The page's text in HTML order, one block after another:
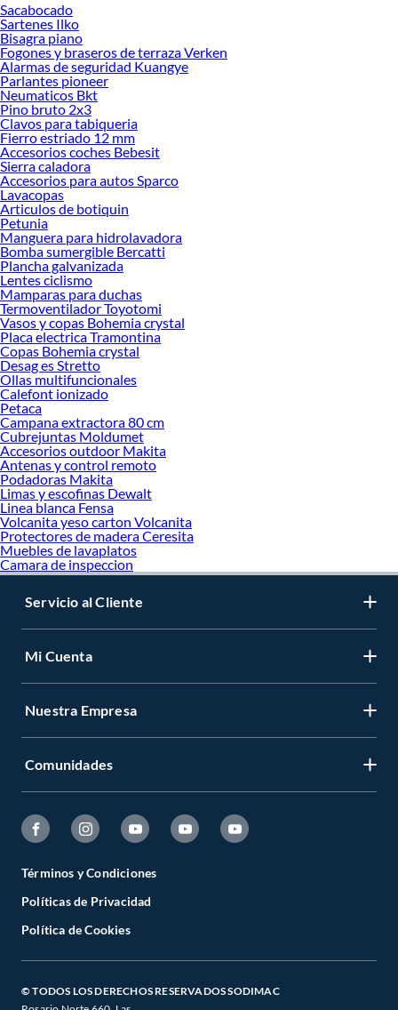
Desde remodelaciones hasta proyectos de decoración, estamos aquí para hacer
tus ideas realidad. ¡Visítanos y encuentra todo lo que tenemos para ofrecerte en
Alimento para perros!
Explora la variedad de productos de Alimento para perros en Sodimac
Herramientas, materiales y accesorios de calidad para tus proyectos y
renovación de espacios. ¡Visítanos y descubre todo lo que tenemos para
ofrecerte!
Encuentra una amplia variedad de productos de Alimento para perros en
Sodimac. Encuentra todo lo necesario para tus proyectos de renovación y
decoración. ¡Visítanos y haz tus ideas realidad!
Sacabocado
Sartenes Ilko
Bisagra piano
Fogones y braseros de terraza Verken
Alarmas de seguridad Kuangye
Parlantes pioneer
Neumaticos Bkt
Pino bruto 2x3
Clavos para tabiqueria
Fierro estriado 12 mm
Accesorios coches Bebesit
Sierra caladora
Accesorios para autos Sparco
Lavacopas
Articulos de botiquin
Petunia
Manguera para hidrolavadora
Bomba sumergible Bercatti
Plancha galvanizada
Lentes ciclismo
Mamparas para duchas
Termoventilador Toyotomi
Vasos y copas Bohemia crystal
Placa electrica Tramontina
Copas Bohemia crystal
Desag es Stretto
Ollas multifuncionales
Calefont ionizado
Petaca
Campana extractora 80 cm
Cubrejuntas Moldumet
Accesorios outdoor Makita
Antenas y control remoto
Podadoras Makita
Limas y escofinas Dewalt
Linea blanca Fensa
Volcanita yeso carton Volcanita
Protectores de madera Ceresita
Muebles de lavaplatos
Camara de inspeccion
Servicio al Cliente
Mi Cuenta
Nuestra Empresa
Comunidades
Términos y Condiciones
Políticas de Privacidad
Política de Cookies
© TODOS LOS DERECHOS RESERVADOS SODIMAC